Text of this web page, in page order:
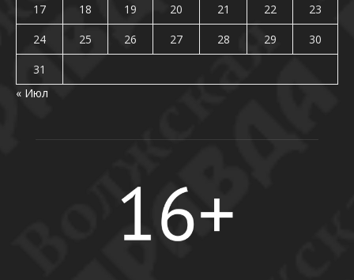
17
18 19 20 21 22
23
24
25 26 27 28 29
30
31
« Июл